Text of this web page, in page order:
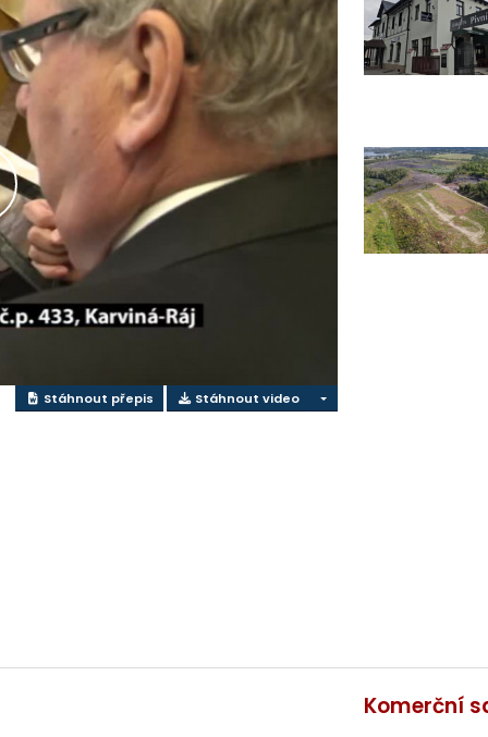
Stáhnout přepis Stáhnout video
Komerční